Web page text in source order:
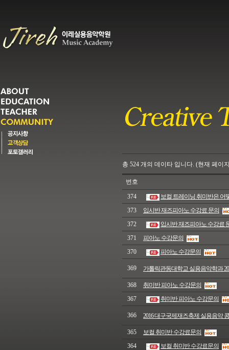
총 524 개의 데이타 입니다. (현재 페이
번호
374
보컬 트레이닝 취미반은 어
373
입시반 재즈피아노 수강료 문의
372
입시반 재즈피아노 수강료
371
피아노 수강문의
370
피아노 수강문의
369 가톨릭관동대학교 실용음악학과
368
취미반 피아노 수강문의
367
취미반 피아노 수강문의
366 2016 대구국제재즈축제 실용음악
365
보컬 취미반 수강료문의
364
보컬 취미반 수강료문의